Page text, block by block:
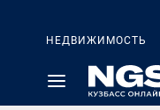
НЕДВИЖИМОСТЬ